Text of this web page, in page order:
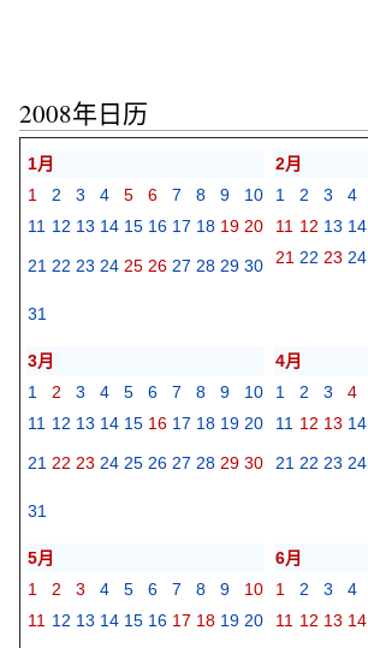
2008年日历
1月
1
2 3 4 5 6 7 8 9
10
11 12 13 14 15 16 17 18 19 20
21 22 23 24 25 26 27 28 29 30
31
2月
1
2 3 4
11 12 13 14
21 22 23 24
3月
1
2 3 4 5 6 7 8 9
10
11 12 13 14 15 16 17 18 19 20
21 22 23 24 25 26 27 28 29 30
31
4月
1
2 3 4
11 12 13 14
21 22 23 24
5月
1
2 3 4 5 6 7 8 9
10
11 12 13 14 15 16 17 18 19 20
6月
1
2 3 4
11 12 13 14